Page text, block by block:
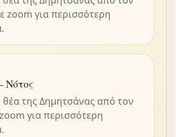
zoom για περισσότερη
Νότος
της Δημητσάνας από τον
για περισσότερη